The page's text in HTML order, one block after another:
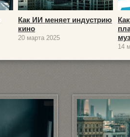
Как ИИ меняет индустрию
кино
20 марта 2025
14